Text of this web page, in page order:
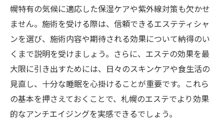
札幌で自分に合ったエステサロンを見つけ
るヒント
エステサロン選びで札幌の若返りを実現す
るコツ
札幌でのエステサロン選びがもたらす若返
りの効果
札幌で若返りを体感するためのエステサロ
ンの選び方
幌特有の気候に適応した保湿ケアや紫外線対策も欠かせ
ません。施術を受ける際は、信頼できるエステティシャ
ンを選び、施術内容や期待される効果について納得のい
くまで説明を受けましょう。さらに、エステの効果を最
大限に引き出すためには、日々のスキンケアや食生活の
見直し、十分な睡眠を心掛けることが重要です。これら
の基本を押さえておくことで、札幌のエステでより効果
的なアンチエイジングを実感できるでしょう。